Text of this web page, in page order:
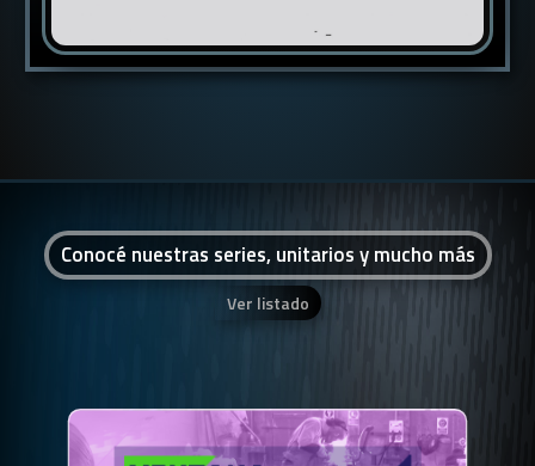
Conocé nuestras series, unitarios y mucho más
Ver listado